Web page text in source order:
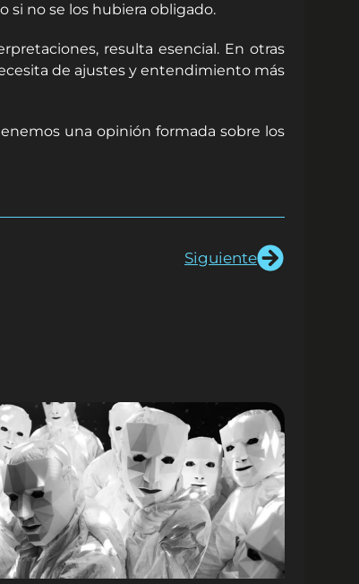
no se los hubiera obligado.
resulta esencial. En otras
de ajustes y entendimiento más
una opinión formada sobre los
Siguiente